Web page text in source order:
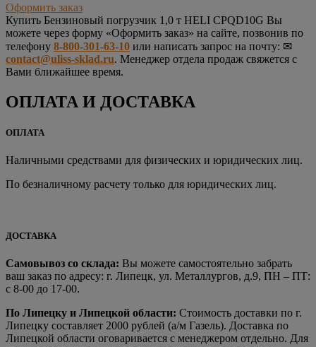
Оформить заказ
Купить Бензиновый погрузчик 1,0 т HELI CPQD10G Вы
можете через форму «Оформить заказ» на сайте, позвонив по
телефону 8-800-301-63-10 или написать запрос на почту: ✉
contact@uliss-sklad.ru. Менеджер отдела продаж свяжется с
Вами ближайшее время.
ОПЛАТА И ДОСТАВКА
ОПЛАТА
Наличными средствами для физических и юридических лиц.
По безналичному расчету только для юридических лиц.
ДОСТАВКА
Самовывоз со склада: Вы можете самостоятельно забрать
ваш заказ по адресу: г. Липецк, ул. Металлургов, д.9, ПН – ПТ:
с 8-00 до 17-00.
По Липецку и Липецкой области: Стоимость доставки по г.
Липецку составляет 2000 рублей (а/м Газель). Доставка по
Липецкой области оговаривается с менеджером отдельно. Для